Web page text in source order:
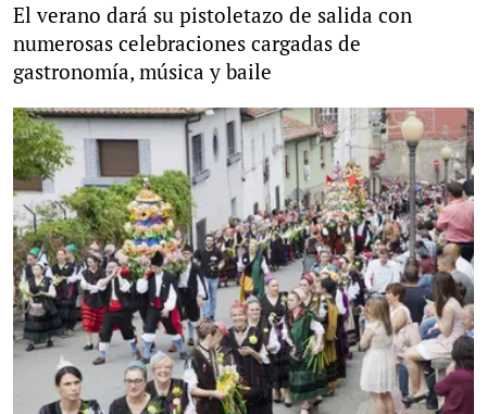
El verano dará su pistoletazo de salida con
numerosas celebraciones cargadas de
gastronomía, música y baile